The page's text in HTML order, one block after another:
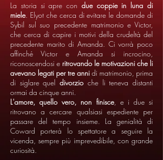
La storia si apre con due coppie in luna di
miele. Elyot che cerca di evitare le domande di
Sybil sul suo precedente matrimonio e Victor,
che cerca di capire i motivi della crudeltà del
precedente marito di Amanda. Ci vorrà poco
affinché Victor e Amanda si incrocino,
riconoscendosi e ritrovando le motivazioni che li
avevano legati per tre anni di matrimonio, prima
di siglare queldivorzio che li teneva distanti
ormai da cinque anni.
L'amore, quello vero, non finisce, e i due si
ritrovano a cercare qualsiasi espediente per
passare del tempo insieme. La genialità di
Coward porterà lo spettatore a seguire la
vicenda, sempre più imprevedibile, con grande
curiosità.